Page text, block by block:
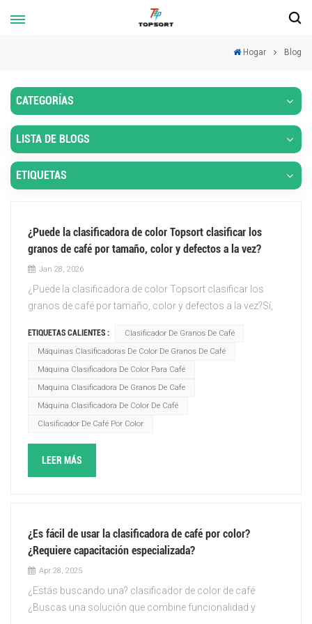
Hogar Blog
CATEGORÍAS
LISTA DE BLOGS
ETIQUETAS
¿Puede la clasificadora de color Topsort clasificar los
granos de café por tamaño, color y defectos a la vez?
Jan 28, 2026
¿Puede la clasificadora de color Topsort clasificar los
granos de café por tamaño, color y defectos a la vez?Sí,
granos de café por tamaño, color y defectos
simultáneamente.Las clasificadoras por color Topsort
utilizan sofisticadas tecnologías de imagen, como
cámaras RGB, tecnología NIR (infrarrojo cercano) y
aprendizaje profundo, combinadas con avanzados
algoritmos de software para evaluar y separar los granos
permite una clasificación exhaustiva de los granos de café
ETIQUETAS CALIENTES :
Clasificador De Granos De Café
Máquinas Clasificadoras De Color De Granos De Café
Máquina Clasificadora De Color Para Café
Maquina Clasificadora De Granos De Cafe
Máquina Clasificadora De Color De Café
Clasificador De Café Por Color
LEER MÁS
¿Es fácil de usar la clasificadora de café por color?
¿Requiere capacitación especializada?
Apr 28, 2025
¿Estás buscando una? clasificador de color de café
¿Buscas una solución que combine funcionalidad y